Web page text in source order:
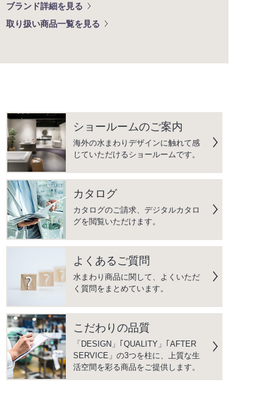
ブランド詳細を見る
取り扱い商品一覧を見る
ショールームのご案内
海外の水まわりデザインに触れて感
じていただけるショールームです。
カタログ
カタログのご請求、デジタルカタロ
グを閲覧いただけます。
よくあるご質問
水まわり商品に関して、よくいただ
く質問をまとめています。
こだわりの品質
「DESIGN」｢QUALITY」｢AFTER
SERVICE」の3つを柱に、上質な生
活空間を彩る商品をご提供します。